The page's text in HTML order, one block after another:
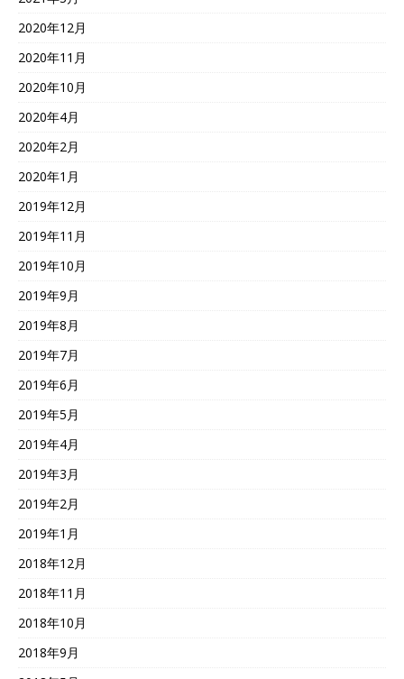
2020年12月
2020年11月
2020年10月
2020年4月
2020年2月
2020年1月
2019年12月
2019年11月
2019年10月
2019年9月
2019年8月
2019年7月
2019年6月
2019年5月
2019年4月
2019年3月
2019年2月
2019年1月
2018年12月
2018年11月
2018年10月
2018年9月